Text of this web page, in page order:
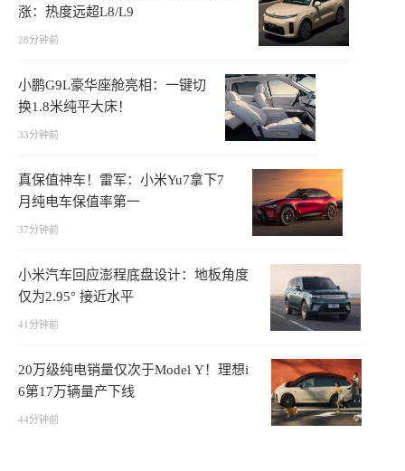
涨：热度远超L8/L9
28分钟前
小鹏G9L豪华座舱亮相：一键切
换1.8米纯平大床！
33分钟前
真保值神车！雷军：小米Yu7拿下7
月纯电车保值率第一
37分钟前
小米汽车回应澎程底盘设计：地板角度
仅为2.95° 接近水平
41分钟前
20万级纯电销量仅次于Model Y！理想i
6第17万辆量产下线
44分钟前